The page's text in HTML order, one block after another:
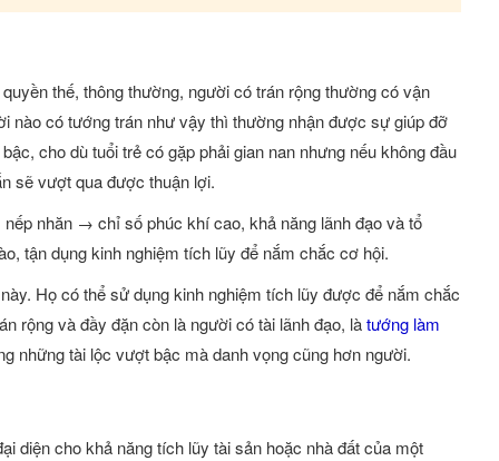
thế, thông thường, người có trán rộng thường có vận
nào có tướng trán như vậy thì thường nhận được sự giúp đỡ
cho dù tuổi trẻ có gặp phải gian nan nhưng nếu không đầu
sẽ vượt qua được thuận lợi.
nhăn → chỉ số phúc khí cao, khả năng lãnh đạo và tổ
tận dụng kinh nghiệm tích lũy để nắm chắc cơ hội.
Họ có thể sử dụng kinh nghiệm tích lũy được để nắm chắc
rộng và đầy đặn còn là người có tài lãnh đạo, làtướng làm
những tài lộc vượt bậc mà danh vọng cũng hơn người.
diện cho khả năng tích lũy tài sản hoặc nhà đất của một